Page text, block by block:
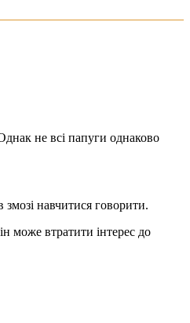
не всі папуги однаково
навчитися говорити.
може втратити інтерес до